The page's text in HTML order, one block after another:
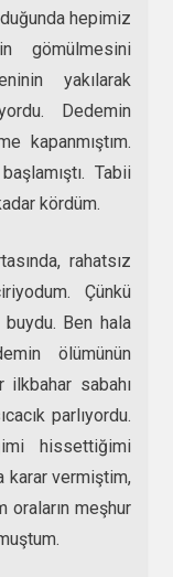
hepimiz
gömülmesini
yakılarak
Dedemin
kapanmıştım.
Tabii
kördüm.
rahatsız
Çünkü
buydu. Ben hala
ölümünün
sabahı
parlıyordu.
hissettiğimi
karar vermiştim,
meşhur